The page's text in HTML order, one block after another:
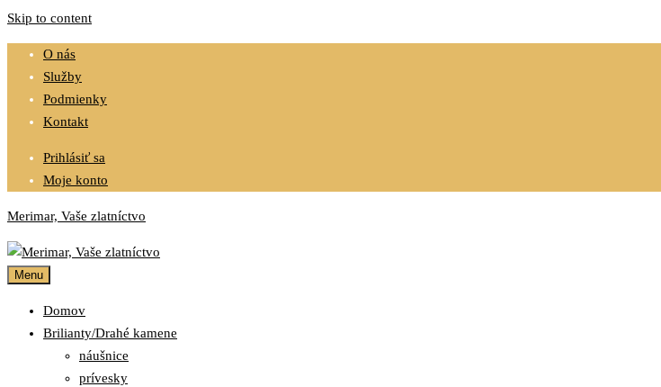
Skip to content
O nás
Služby
Podmienky
Kontakt
Prihlásiť sa
Moje konto
Merimar, Vaše zlatníctvo
Menu
Domov
Brilianty/Drahé kamene
náušnice
prívesky